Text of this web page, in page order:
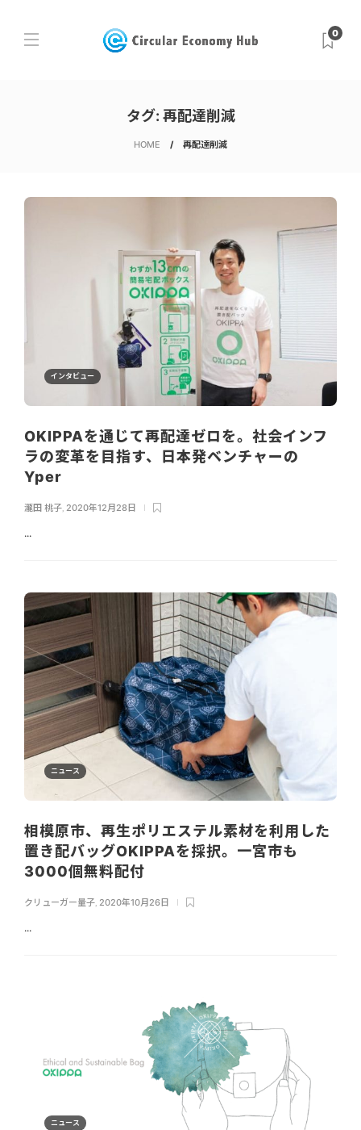
0
タグ: 再配達削減
HOME 再配達削減
インタビュー
OKIPPAを通じて再配達ゼロを。社会インフ
ラの変革を目指す、日本発ベンチャーの
Yper
瀧田 桃子 2020年12月28日
...
ニュース
相模原市、再生ポリエステル素材を利用した
置き配バッグOKIPPAを採択。一宮市も
3000個無料配付
クリューガー量子, 2020年10月26日
...
ニュース